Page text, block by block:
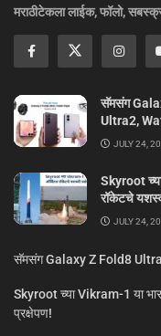
मराठीटेकला लाईक, फॉलो,
सॅमसंग
Ultra2,
JULY 24,
Skyroot
रॉकेटचे
JULY 24,
सॅमसंग Galaxy Z Fold8
Skyroot च्या Vikram-1 या
प्रक्षेपण!